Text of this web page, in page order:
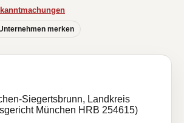
merken
Siegertsbrunn, Landkreis
München HRB 254615)